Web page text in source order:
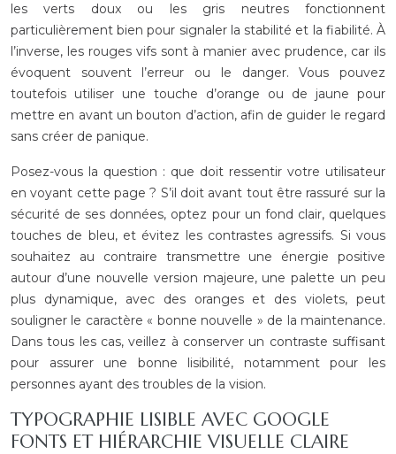
les verts doux ou les gris neutres fonctionnent
particulièrement bien pour signaler la stabilité et la fiabilité. À
l’inverse, les rouges vifs sont à manier avec prudence, car ils
évoquent souvent l’erreur ou le danger. Vous pouvez
toutefois utiliser une touche d’orange ou de jaune pour
mettre en avant un bouton d’action, afin de guider le regard
sans créer de panique.
Posez-vous la question : que doit ressentir votre utilisateur
en voyant cette page ? S’il doit avant tout être rassuré sur la
sécurité de ses données, optez pour un fond clair, quelques
touches de bleu, et évitez les contrastes agressifs. Si vous
souhaitez au contraire transmettre une énergie positive
autour d’une nouvelle version majeure, une palette un peu
plus dynamique, avec des oranges et des violets, peut
souligner le caractère « bonne nouvelle » de la maintenance.
Dans tous les cas, veillez à conserver un contraste suffisant
pour assurer une bonne lisibilité, notamment pour les
personnes ayant des troubles de la vision.
TYPOGRAPHIE LISIBLE AVEC GOOGLE
FONTS ET HIÉRARCHIE VISUELLE CLAIRE